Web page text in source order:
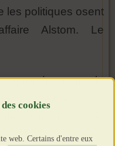
les politiques osent
Alstom. Le
toute la
là : Le Pacte de
sur Faits et
web. Certains d'entre eux